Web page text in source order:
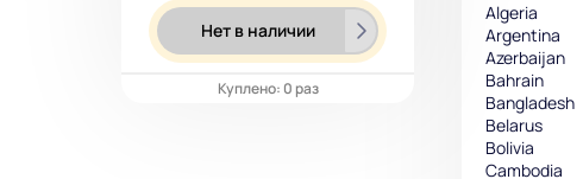
Нет в наличии
Куплено: 0 раз
Algeria
Argentina
Azerbaijan
Bahrain
Bangladesh
Belarus
Bolivia
Cambodia